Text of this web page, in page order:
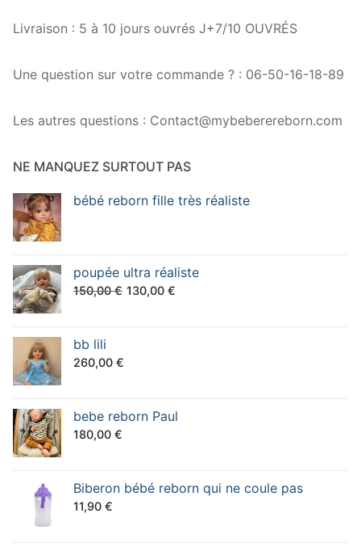
Livraison : 5 à 10 jours ouvrés J+7/10 OUVRÉS
Une question sur votre commande ? : 06-50-16-18-89
Les autres questions : Contact@mybeberereborn.com
NE MANQUEZ SURTOUT PAS
bébé reborn fille très réaliste
poupée ultra réaliste
150,00€ Le
130,00 €
bb lili
260,00 €
bebe reborn Paul
180,00 €
Biberon bébé reborn qui ne coule pas
11,90 €